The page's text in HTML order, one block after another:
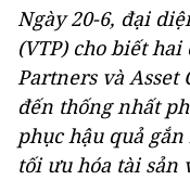
Ngày 20-6, đại
(VTP) cho biết
Partners và
đến thống nhất
phục hậu quả
tối ưu hóa tài sản